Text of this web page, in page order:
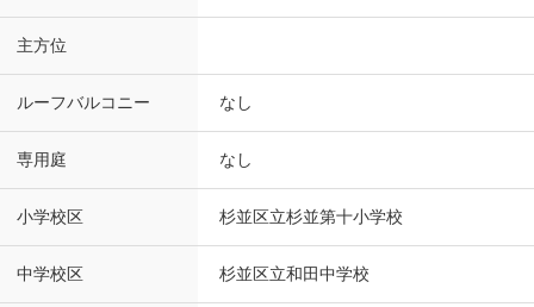
主方位
ルーフバルコニー なし
専用庭 なし
小学校区 杉並区立杉並第十小学校
中学校区 杉並区立和田中学校